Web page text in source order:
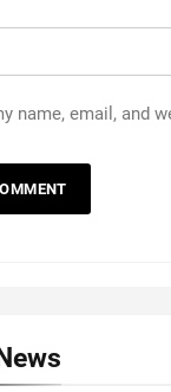
name, email, and